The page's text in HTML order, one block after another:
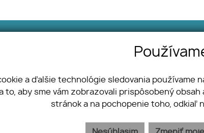
+421 945
Náš tím
Pobočky
a ďalšie technológie sledovania používame
to, aby sme vám zobrazovali prispôsobený
stránok a na pochopenie toho, odkiaľ